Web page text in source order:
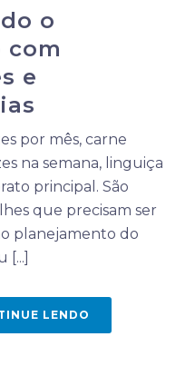
o
com
e
por mês, carne
na semana, linguiça
principal. São
que precisam ser
planejamento do
[...]
LENDO